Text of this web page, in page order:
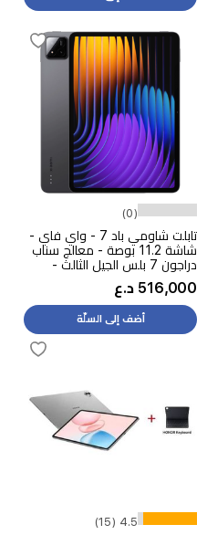
(0)
تابلت شاومي باد 7 - واي فاي -
شاشة 11.2 بوصة - معالج سناب
دراجون 7 بلس الجيل الثالث -
شحن سريع 45 واط - ميزات
الذكاء الاصطناعي
516,000 د.ع
أضف إلى السلّة
4.5 (15)